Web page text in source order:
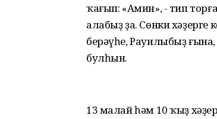
ҡағып: «Амин», - тип
алабыҙ ҙа. Сөнки
берәүһе, Рауилыбыҙ
булһын.
13 малай һәм 10 ҡыҙ